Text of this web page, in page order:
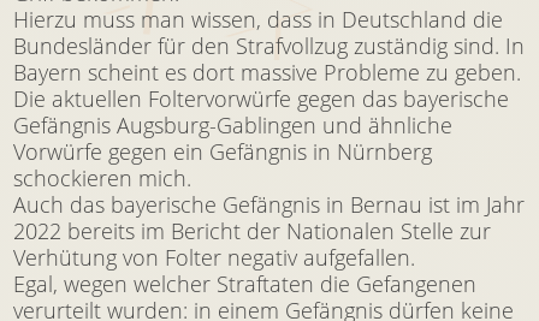
Hierzu muss man wissen, dass in Deutschland die
Bundesländer für den Strafvollzug zuständig sind. In
Bayern scheint es dort massive Probleme zu geben.
Die aktuellen Foltervorwürfe gegen das bayerische
Gefängnis Augsburg-Gablingen und ähnliche
Vorwürfe gegen ein Gefängnis in Nürnberg
schockieren mich.
Auch das bayerische Gefängnis in Bernau ist im Jahr
2022 bereits im Bericht der Nationalen Stelle zur
Verhütung von Folter negativ aufgefallen.
Egal, wegen welcher Straftaten die Gefangenen
verurteilt wurden: in einem Gefängnis dürfen keine